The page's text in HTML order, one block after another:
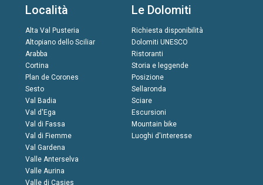
Località
Alta Val Pusteria
Altopiano dello Sciliar
Arabba
Cortina
Plan de Corones
Sesto
Val Badia
Val d'Ega
Val di Fassa
Val di Fiemme
Val Gardena
Valle Anterselva
Valle Aurina
Valle di Casies
Le Dolomiti
Richiesta disponibilità
Dolomiti UNESCO
Ristoranti
Storia e leggende
Posizione
Sellaronda
Sciare
Escursioni
Mountain bike
Luoghi d'interesse